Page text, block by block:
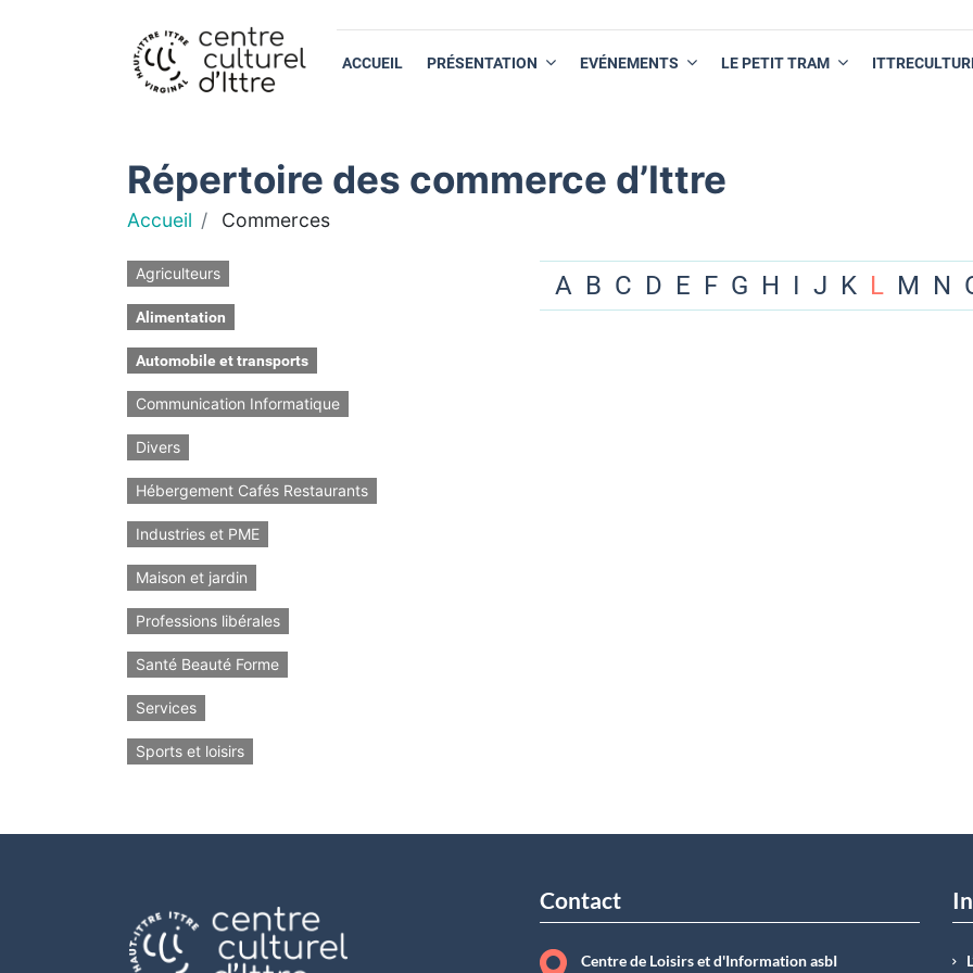
ACCUEIL PRÉSENTATION EVÉNEMENTS LE PETIT TRAM
Répertoire des commerce d’Ittre
Accueil Commerces
Agriculteurs
Alimentation
Automobile et transports
Communication Informatique
Divers
Hébergement Cafés Restaurants
Industries et PME
Maison et jardin
Professions libérales
Santé Beauté Forme
Services
Sports et loisirs
A B C D E F G H I J K L M N
Contact
Centre de Loisirs et d'Information asbI